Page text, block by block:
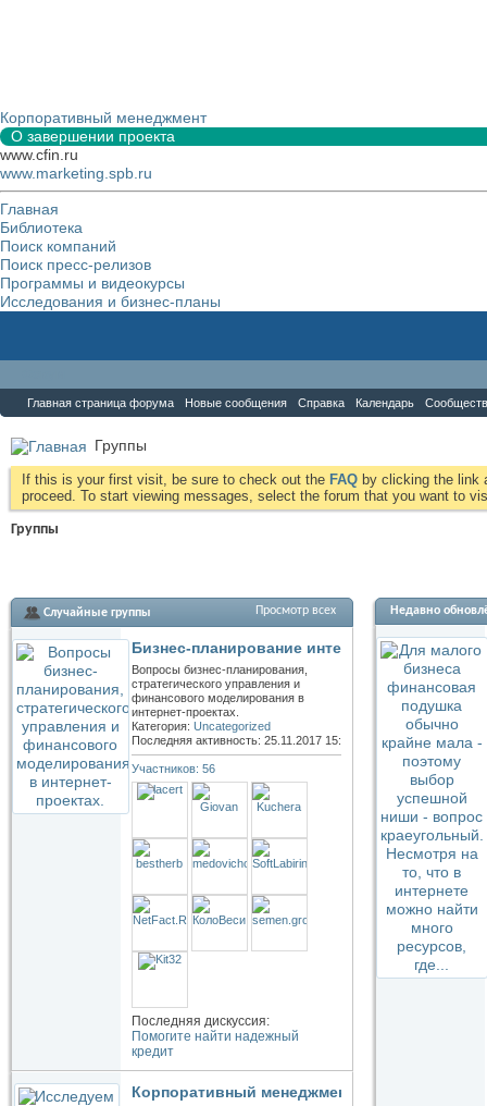
Корпоративный менеджмент
О завершении проекта
www.cfin.ru
www.marketing.spb.ru
Главная
Библиотека
Поиск компаний
Поиск пресс-релизов
Программы и видеокурсы
Исследования и бизнес-планы
Главная страница форума Новые сообщения Справка Календарь
Группы
If this is your first visit, be sure to check out the FAQ by clicking the link
proceed. To start viewing messages, select the forum that you want to
Группы
Просмотр всех
Случайные группы
Бизнес-планирование интернет-проектов
Вопросы бизнес-планирования,
стратегического управления и
финансового моделирования в
интернет-проектах.
Категория: Uncategorized
Последняя активность: 25.11.2017 15:21
Участников: 56
Последняя дискуссия:
Помогите найти надежный
кредит
Корпоративный менеджмент
Недавно